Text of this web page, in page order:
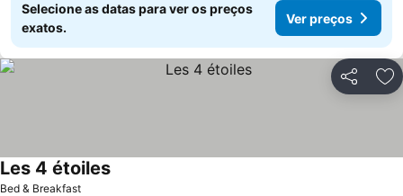
Selecione as datas para ver os preços
exatos.
Ver preços
Partilhar
Bed & Breakfast
Les 4 étoiles